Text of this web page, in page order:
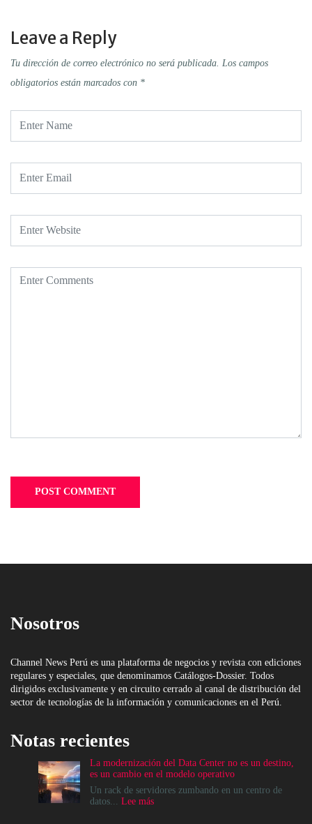
Leave a Reply
Tu dirección de correo electrónico no será publicada. Los campos
obligatorios están marcados con *
Nosotros
Channel News Perú es una plataforma de negocios y revista con ediciones
regulares y especiales, que denominamos Catálogos-Dossier. Todos
dirigidos exclusivamente y en circuito cerrado al canal de distribución del
sector de tecnologías de la información y comunicaciones en el Perú.
Notas recientes
La modernización del Data Center no es un destino,
es un cambio en el modelo operativo
Un rack de servidores zumbando en un centro de
datos... Lee más: